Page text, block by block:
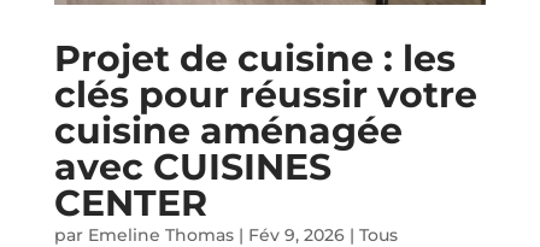
Projet de cuisine : les
clés pour réussir votre
cuisine aménagée
avec CUISINES
CENTER
par Emeline Thomas| Fév 9, 2026| Tous